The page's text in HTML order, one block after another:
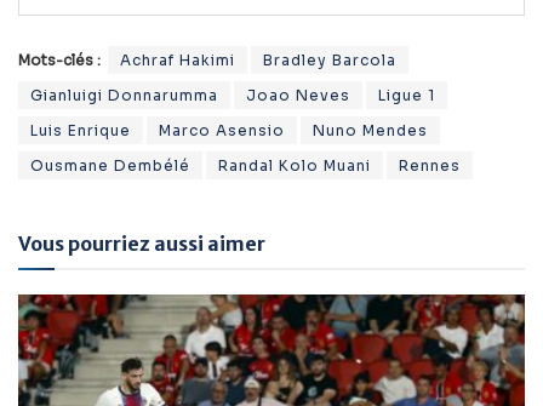
Mots-clés : Achraf Hakimi
Bradley Barcola
Gianluigi Donnarumma
Joao Neves
Ligue 1
Luis Enrique
Marco Asensio
Nuno Mendes
Ousmane Dembélé
Randal Kolo Muani Rennes
Vous pourriez aussi aimer